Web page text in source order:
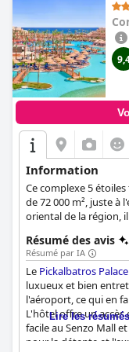
Information
Ce complexe 5
de 72 000 m², juste à
oriental de la région,
mer Rouge.
Résumé des avis
Résumé par IA
Le Pickalbatros
luxueux et bien
l'aéroport, ce qui en
L'hôtel offre un
facile au Senzo Mall
pour la détente et
Lire les